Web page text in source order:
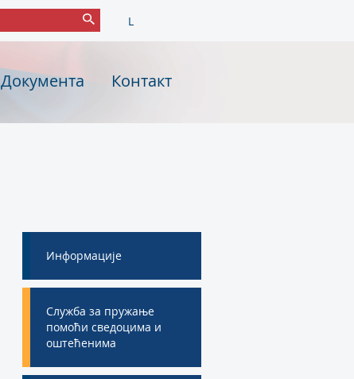
L
Документа Контакт
Информације
Служба за пружање
помоћи сведоцима и
оштећенима